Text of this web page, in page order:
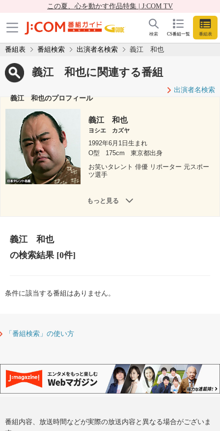
この夏、心を動かす作品特集 | J:COM TV
CS番組一覧 番組表
検索
番組表 番組検索 出演者名検索 義江 和也
義江 和也に関連する番組
出演者名検索
義江 和也のプロフィール
義江 和也
ヨシエ カズヤ
1992年6月1日生まれ
O型
175cm
東京都出身
お笑いタレント 俳優 リポーター 元スポー
ツ選手
もっと見る
義江 和也
の検索結果[0件]
条件に該当する番組はありません。
「番組検索」の使い方
番組内容、放送時間などが実際の放送内容と異なる場合がございま